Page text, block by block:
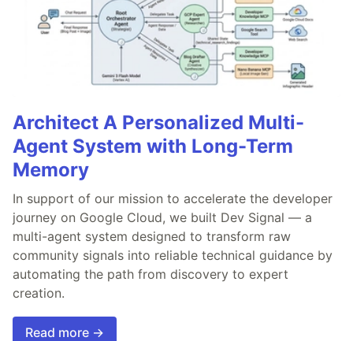
Architect A Personalized Multi-
Agent System with Long-Term
Memory
In support of our mission to accelerate the developer
journey on Google Cloud, we built Dev Signal — a
multi-agent system designed to transform raw
community signals into reliable technical guidance by
automating the path from discovery to expert
creation.
Read more →